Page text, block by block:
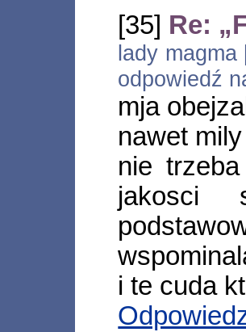
[35] Re:
lady magma
odpowiedź
mja
nawet mily
nie
jakosci
i te cuda